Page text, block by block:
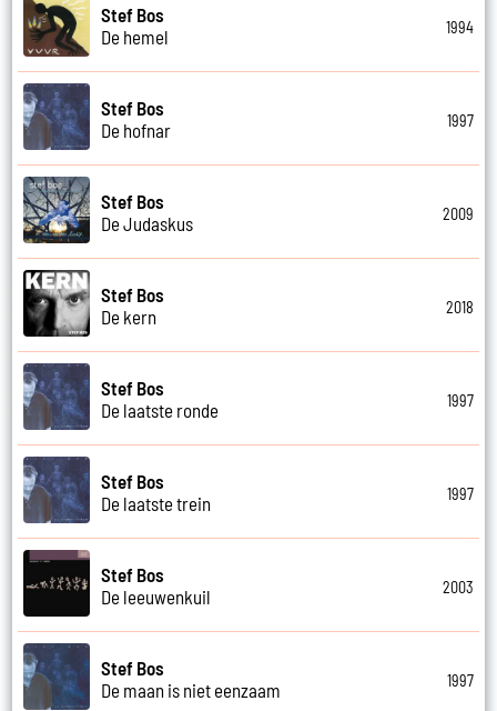
Stef Bos
De hemel
1994
Stef Bos
De hofnar
1997
Stef Bos
De Judaskus
2009
Stef Bos
De kern
2018
Stef Bos
De laatste ronde
1997
Stef Bos
De laatste trein
1997
Stef Bos
De leeuwenkuil
2003
Stef Bos
De maan is niet eenzaam
1997